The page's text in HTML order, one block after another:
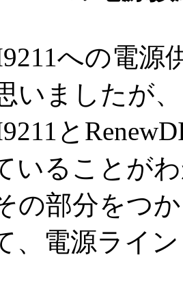
への電
いましたが、
と
いることが
の部分をつ
、電源ライ